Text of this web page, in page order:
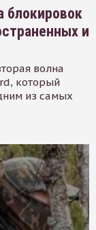
блокировок
и
волна
который
из самых